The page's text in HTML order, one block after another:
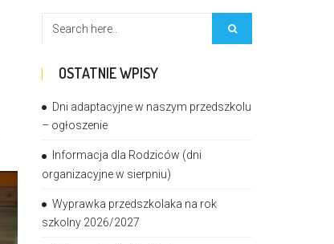
OSTATNIE WPISY
Dni adaptacyjne w naszym przedszkolu
– ogłoszenie
Informacja dla Rodziców (dni
organizacyjne w sierpniu)
Wyprawka przedszkolaka na rok
szkolny 2026/2027